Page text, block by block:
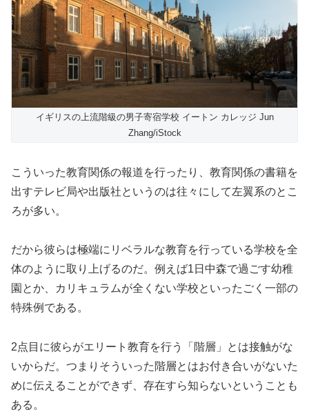
イギリスの上流階級の男子寄宿学校 イートン カレッジ Jun
Zhang/iStock
こういった教育関係の報道を行ったり、教育関係の書籍を
出すテレビ局や出版社というのは往々にして左翼系のとこ
ろが多い。
だから彼らは極端にリベラルな教育を行っている学校を全
体のように取り上げるのだ。例えば1日中森で過ごす幼稚
園とか、カリキュラムが全くない学校といったごく一部の
特殊例である。
2点目に彼らがエリート教育を行う「階層」とは接触がな
いからだ。つまりそういった階層とはお付き合いがないた
めに伝えることができず、存在すら知らないということも
ある。